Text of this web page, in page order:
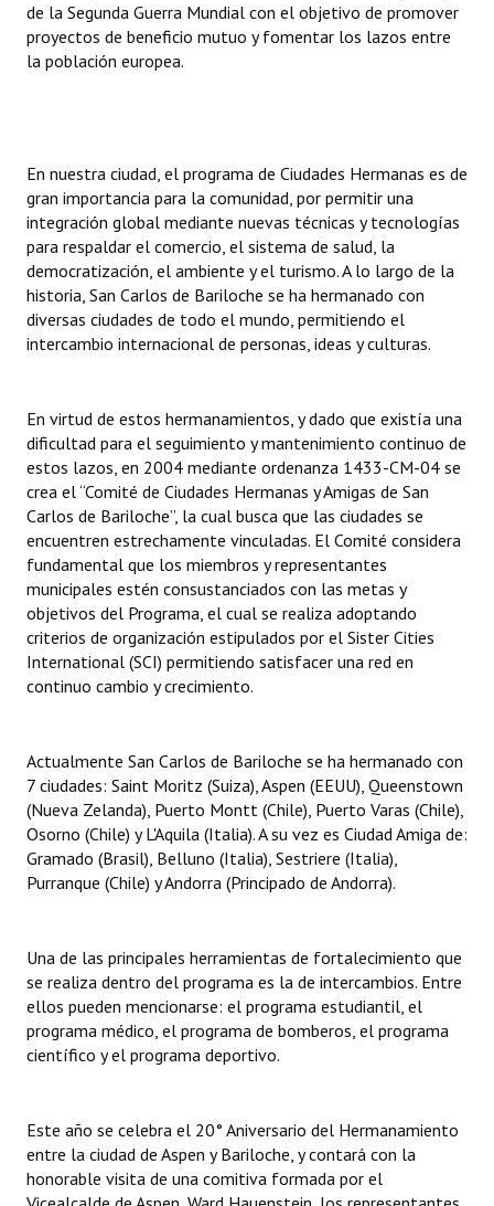
Audiencias Públicas - Registro
Mujeres que Dejaron Huellas - Registro
Banca del Vecino - Registro
Huéspedes de Honor - Registro
Antiguos Pobladores - Registro
Reconocimientos - Registro
Entrega de distinciones
REFORMA DE LA CARTA ORGÁNICA
de la Segunda Guerra Mundial con el objetivo de promover
proyectos de beneficio mutuo y fomentar los lazos entre
la población europea.
En nuestra ciudad, el programa de Ciudades Hermanas es de
gran importancia para la comunidad, por permitir una
integración global mediante nuevas técnicas y tecnologías
para respaldar el comercio, el sistema de salud, la
democratización, el ambiente y el turismo. A lo largo de la
historia, San Carlos de Bariloche se ha hermanado con
diversas ciudades de todo el mundo, permitiendo el
intercambio internacional de personas, ideas y culturas.
En virtud de estos hermanamientos, y dado que existía una
dificultad para el seguimiento y mantenimiento continuo de
estos lazos, en 2004 mediante ordenanza 1433-CM-04 se
crea el “Comité de Ciudades Hermanas y Amigas de San
Carlos de Bariloche”, la cual busca que las ciudades se
encuentren estrechamente vinculadas. El Comité considera
fundamental que los miembros y representantes
municipales estén consustanciados con las metas y
objetivos del Programa, el cual se realiza adoptando
criterios de organización estipulados por el Sister Cities
International (SCI) permitiendo satisfacer una red en
continuo cambio y crecimiento.
Actualmente San Carlos de Bariloche se ha hermanado con
7 ciudades: Saint Moritz (Suiza), Aspen (EEUU), Queenstown
(Nueva Zelanda), Puerto Montt (Chile), Puerto Varas (Chile),
Osorno (Chile) y L'Aquila (Italia). A su vez es Ciudad Amiga de:
Gramado (Brasil), Belluno (Italia), Sestriere (Italia),
Purranque (Chile) y Andorra (Principado de Andorra).
Una de las principales herramientas de fortalecimiento que
se realiza dentro del programa es la de intercambios. Entre
ellos pueden mencionarse: el programa estudiantil, el
programa médico, el programa de bomberos, el programa
científico y el programa deportivo.
Este año se celebra el 20° Aniversario del Hermanamiento
entre la ciudad de Aspen y Bariloche, y contará con la
honorable visita de una comitiva formada por el